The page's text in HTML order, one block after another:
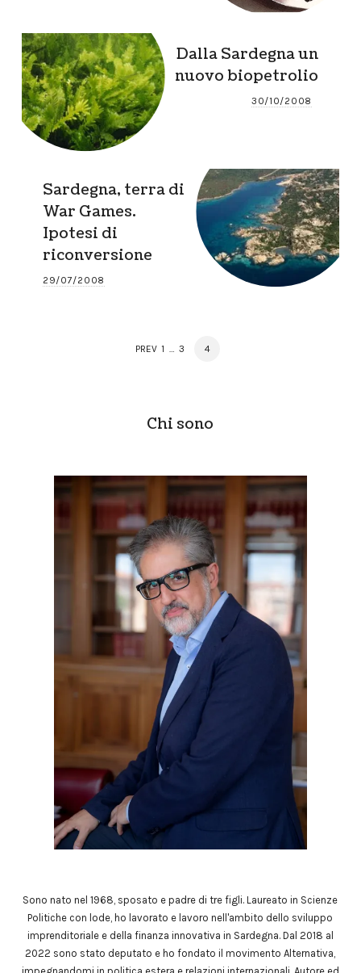
Dalla Sardegna un
nuovo biopetrolio
30/10/2008
Sardegna, terra di
War Games.
Ipotesi di
riconversione
29/07/2008
PREV PAGE
1 PAGE
3 PAGE
4
Chi sono
Sono nato nel 1968, sposato e padre di tre figli. Laureato in Scienze
Politiche con lode, ho lavorato e lavoro nell'ambito dello sviluppo
imprenditoriale e della finanza innovativa in Sardegna. Dal 2018 al
2022 sono stato deputato e ho fondato il movimento Alternativa,